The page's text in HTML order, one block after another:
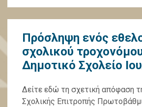
Πρόσληψη ενός
σχολικού
Δημοτικό Σχολείο
Δείτε εδώ τη σχετική απόφαση
Σχολικής Επιτροπής